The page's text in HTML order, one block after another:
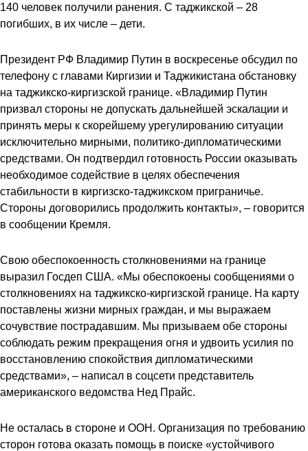
140 человек получили ранения. С таджикской – 28
погибших, в их числе – дети.
Президент РФ Владимир Путин в воскресенье обсудил по
телефону с главами Киргизии и Таджикистана обстановку
на таджикско-киргизской границе. «Владимир Путин
призвал стороны не допускать дальнейшей эскалации и
принять меры к скорейшему урегулированию ситуации
исключительно мирными, политико-дипломатическими
средствами. Он подтвердил готовность России оказывать
необходимое содействие в целях обеспечения
стабильности в киргизско-таджикском приграничье.
Стороны договорились продолжить контакты», – говорится
в сообщении Кремля.
Свою обеспокоенность столкновениями на границе
выразил Госдеп США. «Мы обеспокоены сообщениями о
столкновениях на таджикско-киргизской границе. На карту
поставлены жизни мирных граждан, и мы выражаем
сочувствие пострадавшим. Мы призываем обе стороны
соблюдать режим прекращения огня и удвоить усилия по
восстановлению спокойствия дипломатическими
средствами», – написал в соцсети представитель
американского ведомства Нед Прайс.
Не осталась в стороне и ООН. Организация по требованию
сторон готова оказать помощь в поиске «устойчивого